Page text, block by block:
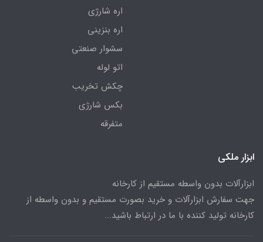
اره شارژی
اره بنزینی
سشوار صنعتی
اتو لوله
چکش تخریب
بکس شارژی
متفرقه
ابزار ملکی
ابزارآلات بدون واسطه مستقیم از کارخانه
جهت سفارش ابزارآلات و خرید بصورت مستقیم و بدون واسطه از
کارخانه تولید کننده با ما در ارتباط باشید...